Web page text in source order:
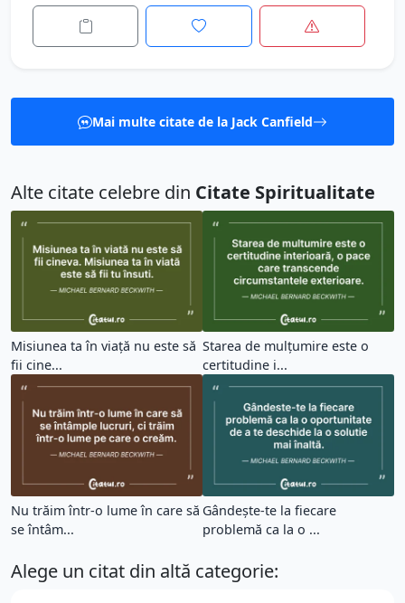
Mai multe citate de la Jack Canfield
Alte citate celebre din Citate Spiritualitate
Misiunea ta în viață nu este să
fii cine...
Starea de mulțumire este o
certitudine i...
Nu trăim într-o lume în care să
se întâm...
Gândește-te la fiecare
problemă ca la o ...
Alege un citat din altă categorie: